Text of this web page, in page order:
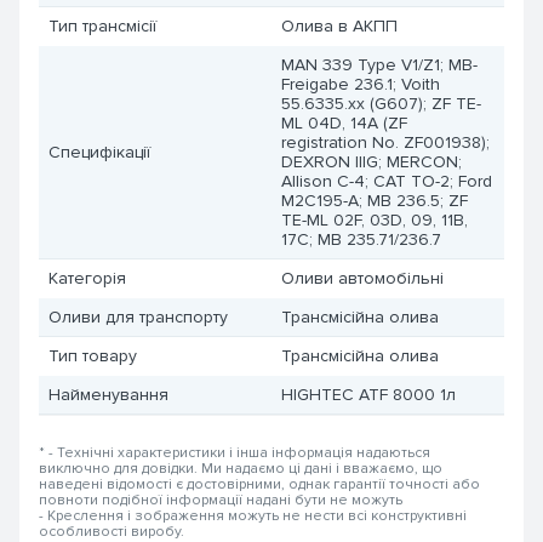
Тип трансмісії
Олива в АКПП
Специфікації
MAN 339 Type V1/Z1; MB-
Freigabe 236.1; Voith
55.6335.xx (G607); ZF TE-
ML 04D, 14A (ZF
registration No. ZF001938);
DEXRON IIIG; MERCON;
Allison C-4; CAT TO-2; Ford
M2C195-A; MB 236.5; ZF
TE-ML 02F, 03D, 09, 11B,
17C; MB 235.71/236.7
Категорія
Оливи автомобільні
Оливи для транспорту
Трансмісійна олива
Тип товару
Трансмісійна олива
Найменування
HIGHTEC ATF 8000 1л
* - Технічні характеристики і інша інформація надаються
виключно для довідки. Ми надаємо ці дані і вважаємо, що
наведені відомості є достовірними, однак гарантії точності або
повноти подібної інформації надані бути не можуть
- Креслення і зображення можуть не нести всі конструктивні
особливості виробу.